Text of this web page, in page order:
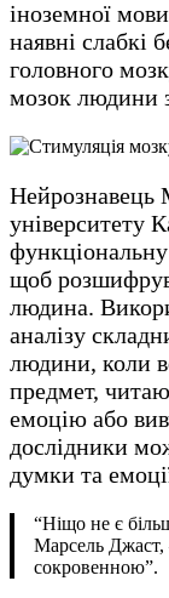
іноземної
наявні слабкі
головного
мозок людини
Нейрознавець
університету
щоб
людина.
аналізу
людини, коли
предмет,
емоцію або
дослідники
думки та
“Ніщо не є
Марсель Джаст,
сокровенною”.